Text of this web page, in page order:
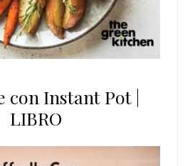
con Instant Pot |
LIBRO